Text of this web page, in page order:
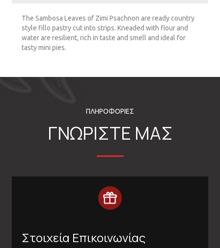
The Sambosa Leaves of Zimi Psachnon are ready country
style fillo pastry cut into strips. Kneaded with flour and
water are resilient, rich in taste and smell and ideal for
tasty mini pies.
ΠΛΗΡΟΦΟΡΙΕΣ
ΓΝΩΡΙΣΤΕ ΜΑΣ
Στοιχεία Επικοινωνίας